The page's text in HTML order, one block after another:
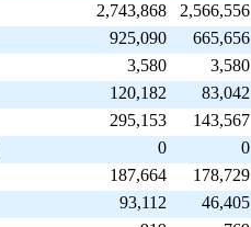
2,743,868
2,566,556
925,090
665,656
3,580
3,580
120,182
83,042
295,153
143,567
0
0
187,664
178,729
93,112
46,405